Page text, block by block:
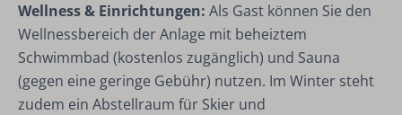
Wellness & Einrichtungen: Als Gast können Sie den
Wellnessbereich der Anlage mit beheiztem
Schwimmbad (kostenlos zugänglich) und Sauna
(gegen eine geringe Gebühr) nutzen. Im Winter steht
zudem ein Abstellraum für Skier und